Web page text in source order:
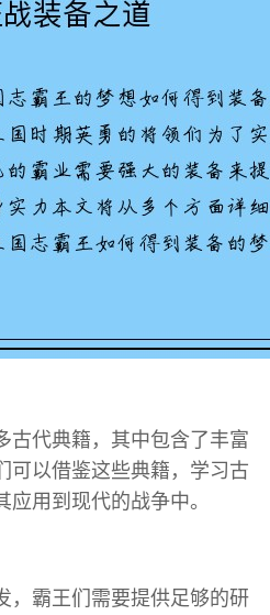
古代典籍，其中包含了丰富
可以借鉴这些典籍，学习古
用到现代的战争中。
，霸王们需要提供足够的研